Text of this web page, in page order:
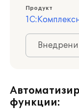
Продукт
функции: